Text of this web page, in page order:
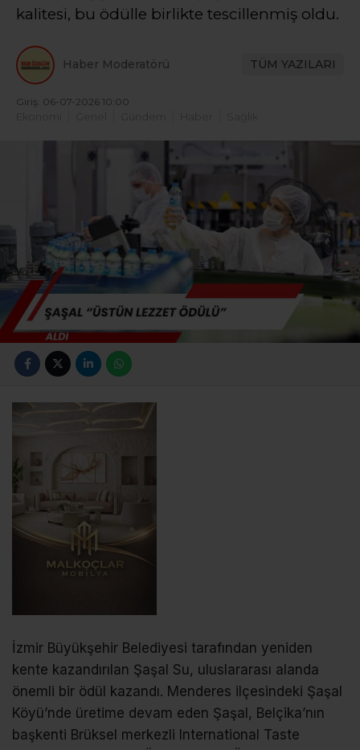
kalitesi, bu ödülle birlikte tescillenmiş oldu.
Haber Moderatörü TÜM YAZILARI
Giriş: 06-07-2026 10:00
Ekonomi Gündem Haber Sağlık
İzmir Büyükşehir Belediyesi tarafından yeniden
kente kazandırılan Şaşal Su, uluslararası alanda
önemli bir ödül kazandı. Menderes ilçesindeki Şaşal
Köyü’nde üretime devam eden Şaşal, Belçika’nın
başkenti Brüksel merkezli International Taste